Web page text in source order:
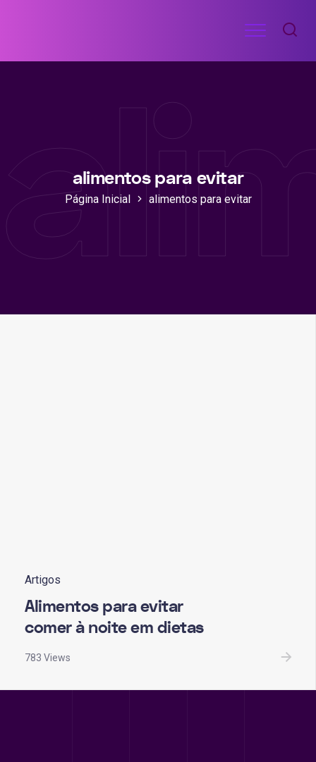
conteúdo
RECEITAS
ACADEMIA
Menu
alimentos para evitar
Página Inicial alimentos para evitar
Artigos
Alimentos para evitar
comer à noite em dietas
783 Views